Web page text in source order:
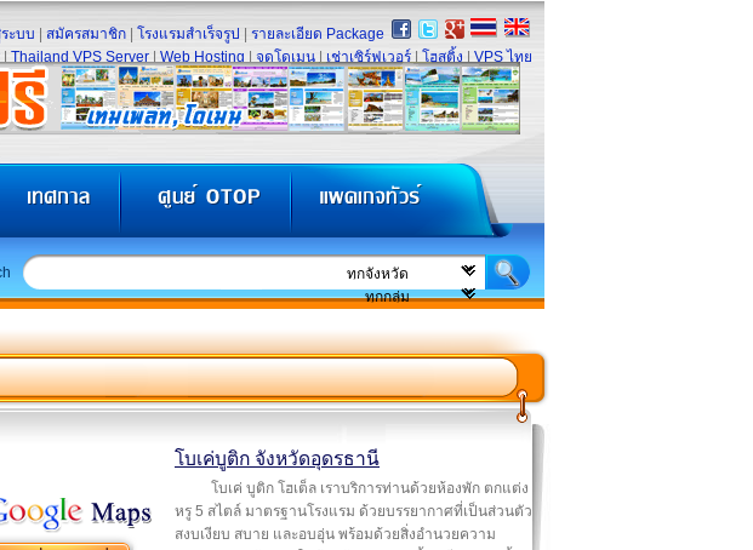
ะบบ สมัครสมาชิก โรงแรมสำเร็จรูป
รายละเอียด Package
Thailand VPS Server Web Hosting จดโดเมน เช่าเซิร์ฟเวอร์ โฮสติ้ง VPS ไทย
โบเค่บูติก จังหวัดอุดรธานี
โบเค่ บูติก โฮเต็ล เราบริการท่านด้วยห้องพัก ตกแต่ง
หรู 5 สไตล์ มาตรฐานโรงแรม ด้วยบรรยากาศที่เป็นส่วนตัว
สงบเงียบ สบาย และอบอุ่น พร้อมด้วยสิ่งอำนวยความ